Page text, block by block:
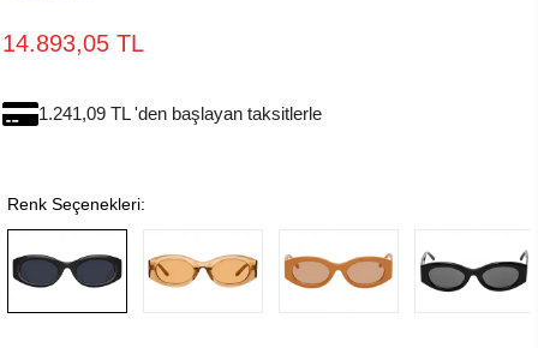
14.893,05 TL
1.241,09 TL 'den başlayan taksitlerle
Renk Seçenekleri: